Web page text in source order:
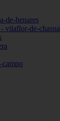
de-henares
vilaflor-de-chasna